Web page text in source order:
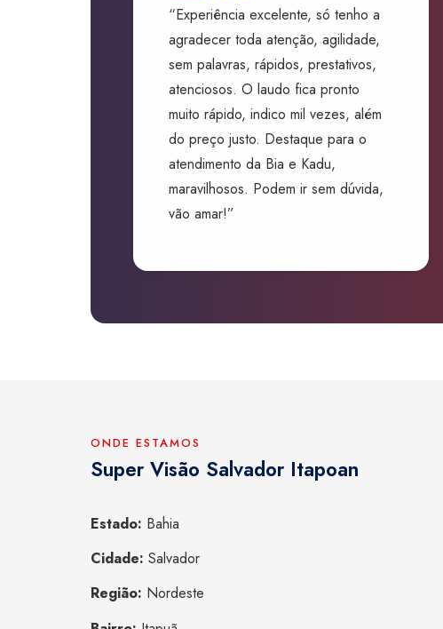
“Experiência excelente, só tenho a
agradecer toda atenção, agilidade,
sem palavras, rápidos, prestativos,
atenciosos. O laudo fica pronto
muito rápido, indico mil vezes, além
do preço justo. Destaque para o
atendimento da Bia e Kadu,
maravilhosos. Podem ir sem dúvida,
vão amar!”
ONDE ESTAMOS
Super Visão Salvador Itapoan
Estado: Bahia
Cidade: Salvador
Região: Nordeste